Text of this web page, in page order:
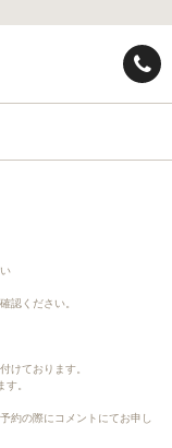
認ください。
けております。
。
約の際にコメントにてお申し